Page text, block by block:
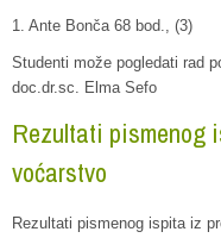
1. Ante Bonča 68 bod., (3)
Studenti može pogledati rad
doc.dr.sc. Elma Sefo
Rezultati pismenog
voćarstvo
Rezultati pismenog ispita iz